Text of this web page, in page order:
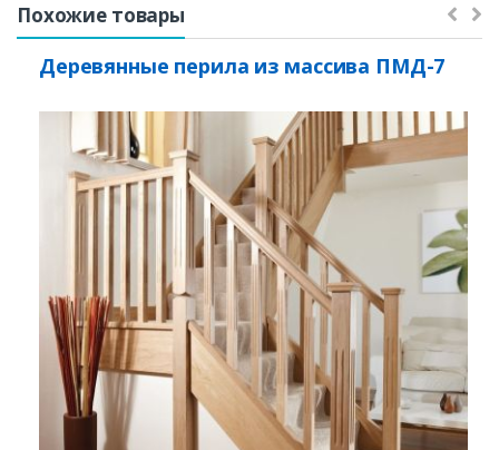
Заказать
Ваше имя*
Ваш телефон*
Комментарий к заказу
Похожие товары
Деревянные перила из массива ПМД-7